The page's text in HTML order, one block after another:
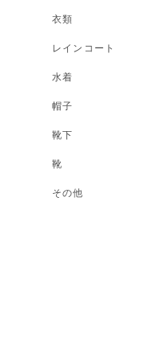
衣類
レインコート
水着
帽子
靴下
靴
その他